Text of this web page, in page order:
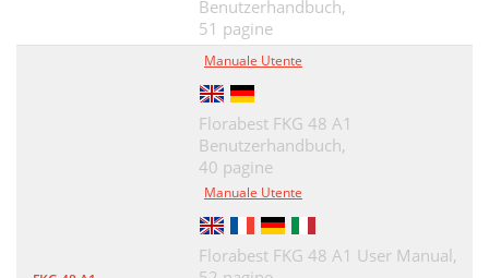
Benutzerhandbuch,
51 pagine
Manuale Utente
Florabest FKG 48 A1
Benutzerhandbuch,
40 pagine
Manuale Utente
Florabest FKG 48 A1 User Manual,